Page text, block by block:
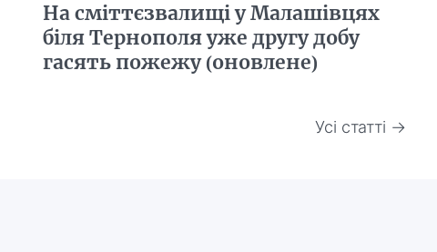
На сміттєзвалищі у Малашівцях
біля Тернополя уже другу добу
гасять пожежу (оновлене)
Усі статті →